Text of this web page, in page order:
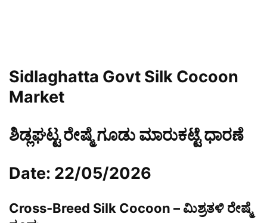
Sidlaghatta Govt Silk Cocoon
Market
ಶಿಡ್ಲಘಟ್ಟ ರೇಷ್ಮೆ ಗೂಡು ಮಾರುಕಟ್ಟೆ ಧಾರಣೆ
Date: 22/05/2026
Cross-Breed Silk Cocoon – ಮಿಶ್ರತಳಿ ರೇಷ್ಮೆ